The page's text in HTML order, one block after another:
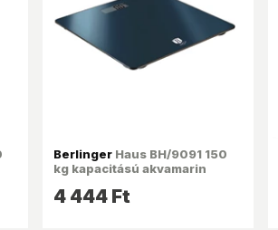
BerlingerHaus BH/9091 150
kg kapacitású akvamarin
4 444 Ft